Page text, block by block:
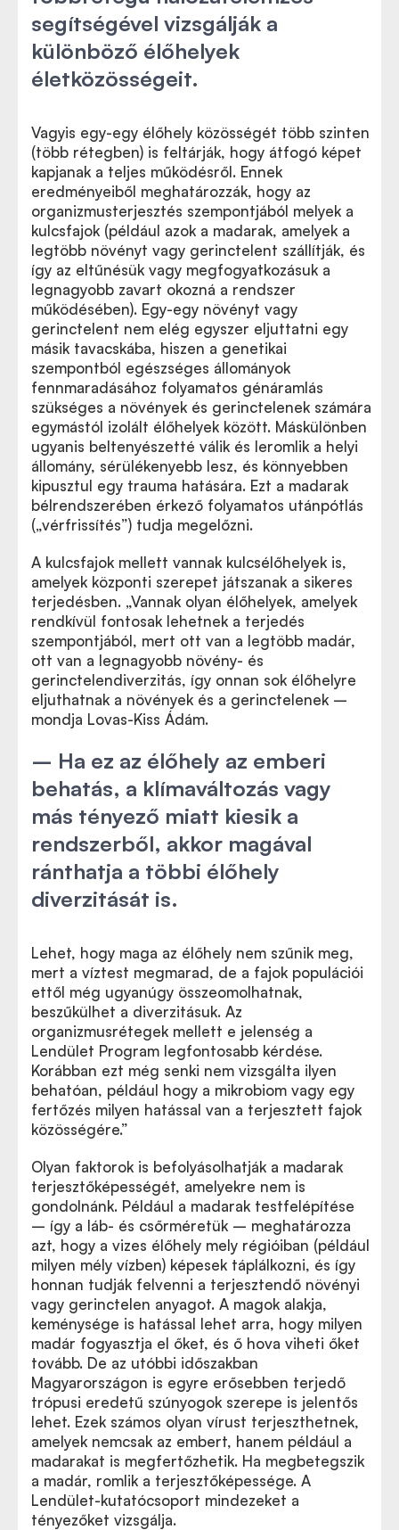
segítségével vizsgálják a
különböző élőhelyek
életközösségeit.
Vagyis egy-egy élőhely közösségét több szinten
(több rétegben) is feltárják, hogy átfogó képet
kapjanak a teljes működésről. Ennek
eredményeiből meghatározzák, hogy az
organizmusterjesztés szempontjából melyek a
kulcsfajok (például azok a madarak, amelyek a
legtöbb növényt vagy gerinctelent szállítják, és
így az eltűnésük vagy megfogyatkozásuk a
legnagyobb zavart okozná a rendszer
működésében). Egy-egy növényt vagy
gerinctelent nem elég egyszer eljuttatni egy
másik tavacskába, hiszen a genetikai
szempontból egészséges állományok
fennmaradásához folyamatos génáramlás
szükséges a növények és gerinctelenek számára
egymástól izolált élőhelyek között. Máskülönben
ugyanis beltenyészetté válik és leromlik a helyi
állomány, sérülékenyebb lesz, és könnyebben
kipusztul egy trauma hatására. Ezt a madarak
bélrendszerében érkező folyamatos utánpótlás
(„vérfrissítés”) tudja megelőzni.
A kulcsfajok mellett vannak kulcsélőhelyek is,
amelyek központi szerepet játszanak a sikeres
terjedésben. „Vannak olyan élőhelyek, amelyek
rendkívül fontosak lehetnek a terjedés
szempontjából, mert ott van a legtöbb madár,
ott van a legnagyobb növény- és
gerinctelendiverzitás, így onnan sok élőhelyre
eljuthatnak a növények és a gerinctelenek –
mondja Lovas-Kiss Ádám.
– Ha ez az élőhely az emberi
behatás, a klímaváltozás vagy
más tényező miatt kiesik a
rendszerből, akkor magával
ránthatja a többi élőhely
diverzitását is.
Lehet, hogy maga az élőhely nem szűnik meg,
mert a víztest megmarad, de a fajok populációi
ettől még ugyanúgy összeomolhatnak,
beszűkülhet a diverzitásuk. Az
organizmusrétegek mellett e jelenség a
Lendület Program legfontosabb kérdése.
Korábban ezt még senki nem vizsgálta ilyen
behatóan, például hogy a mikrobiom vagy egy
fertőzés milyen hatással van a terjesztett fajok
közösségére.”
Olyan faktorok is befolyásolhatják a madarak
terjesztőképességét, amelyekre nem is
gondolnánk. Például a madarak testfelépítése
– így a láb- és csőrméretük – meghatározza
azt, hogy a vizes élőhely mely régióiban (például
milyen mély vízben) képesek táplálkozni, és így
honnan tudják felvenni a terjesztendő növényi
vagy gerinctelen anyagot. A magok alakja,
keménysége is hatással lehet arra, hogy milyen
madár fogyasztja el őket, és ő hova viheti őket
tovább. De az utóbbi időszakban
Magyarországon is egyre erősebben terjedő
trópusi eredetű szúnyogok szerepe is jelentős
lehet. Ezek számos olyan vírust terjeszthetnek,
amelyek nemcsak az embert, hanem például a
madarakat is megfertőzhetik. Ha megbetegszik
a madár, romlik a terjesztőképessége. A
Lendület-kutatócsoport mindezeket a
tényezőket vizsgálja.